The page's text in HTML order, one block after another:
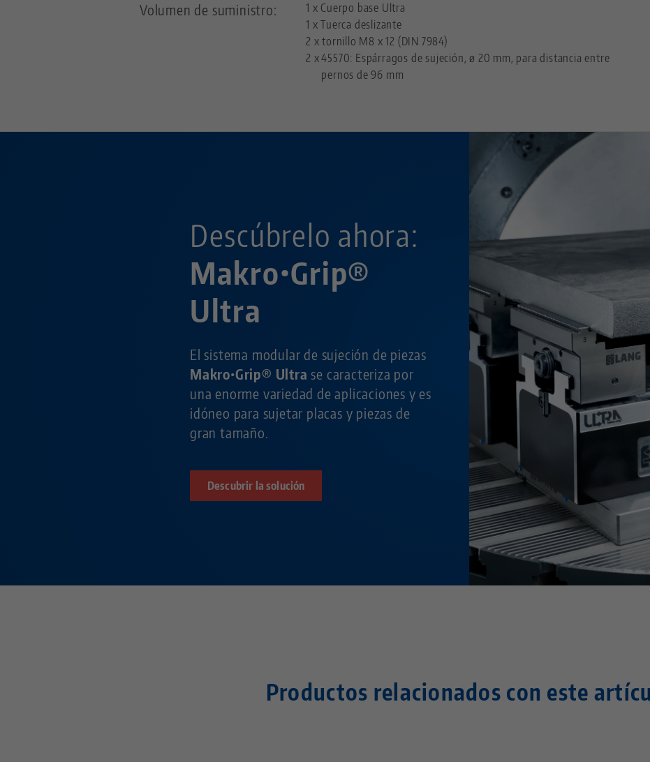
Volumen de suministro:
1 x Cuerpo base Ultra
1 x Tuerca deslizante
2 x tornillo M8 x 12 (DIN 7984)
2 x45570: Espárragos de sujeción, ø 20 mm, para distancia entre
pernos de 96 mm
Makro•Grip®
Ultra
Descúbrelo ahora:
El sistema modular de sujeción de piezas
Makro•Grip® Ultra se caracteriza por
una enorme variedad de aplicaciones y es
idóneo para sujetar placas y piezas de
gran tamaño.
Descubrir la solución
Productos relacionados con este